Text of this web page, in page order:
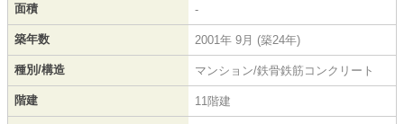
面積 -
築年数 2001年 9月 (築24年)
種別/構造 マンション/鉄骨鉄筋コンクリート
階建 11階建